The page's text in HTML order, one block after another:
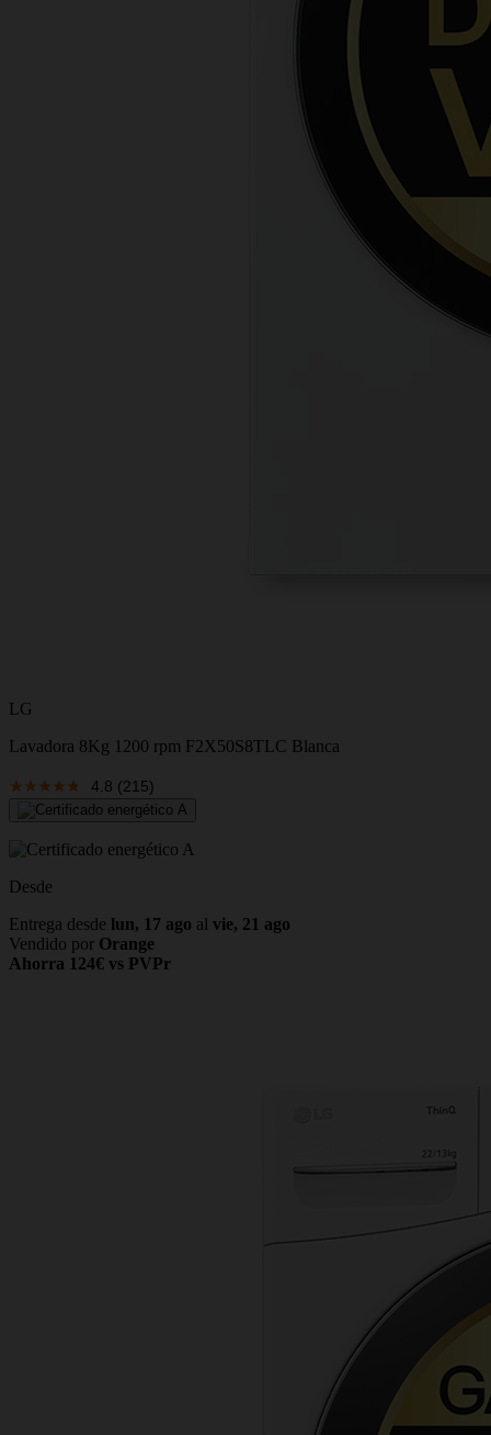
LG
Lavadora 8Kg 1200 rpm F2X50S8TLC Blanca
4.8 (215)
Desde
Entrega desde lun, 17 ago al vie, 21 ago
Vendido por Orange
Ahorra 124€ vs PVPr